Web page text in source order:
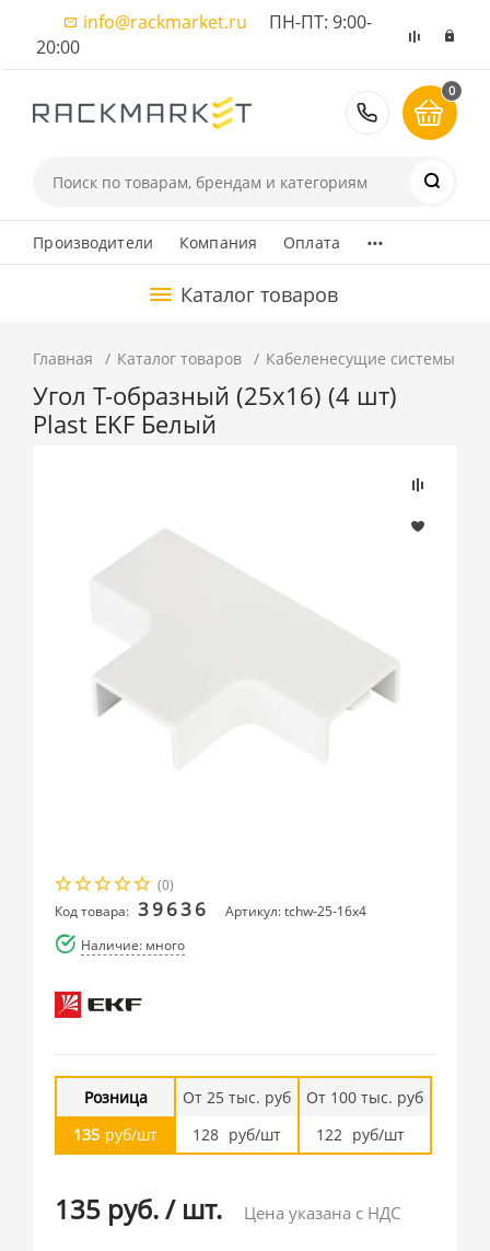
info@rackmarket.ru ПН-ПТ: 9:00-
20:00
8 (495)
0
Производители Компания Оплата ...
Каталог товаров
Главная Каталог товаров Кабеленесущие системы
Угол T-образный (25х16) (4 шт)
Plast EKF Белый
(0)
Код товара: 39636
Артикул: tchw-25-16x4
Наличие: много
Розница
135 руб/шт
От 25 тыс. руб
128 руб/шт
От 100 тыс. руб
122 руб/шт
135 руб./ шт. Цена указана с НДС